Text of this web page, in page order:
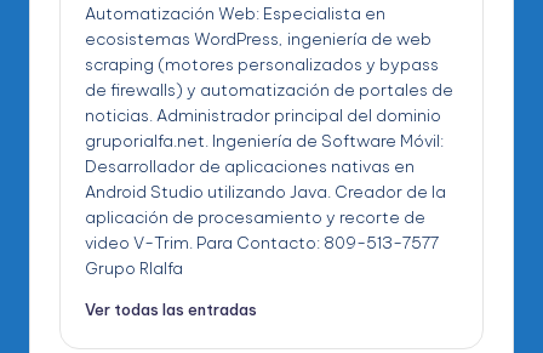
Automatización Web: Especialista en
ecosistemas WordPress, ingeniería de web
scraping (motores personalizados y bypass
de firewalls) y automatización de portales de
noticias. Administrador principal del dominio
gruporialfa.net. Ingeniería de Software Móvil:
Desarrollador de aplicaciones nativas en
Android Studio utilizando Java. Creador de la
aplicación de procesamiento y recorte de
video V-Trim. Para Contacto: 809-513-7577
Grupo RIalfa
Ver todas las entradas